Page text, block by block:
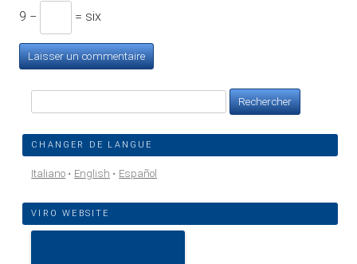
9 − = six
CHANGER DE LANGUE
Italiano English Español
VIRO WEBSITE